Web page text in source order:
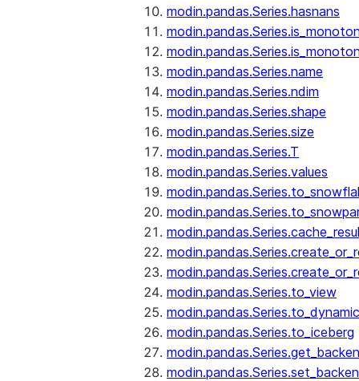
modin.pandas.Series.hasnans
modin.pandas.Series.name
modin.pandas.Series.ndim
modin.pandas.Series.shape
modin.pandas.Series.size
modin.pandas.Series.T
modin.pandas.Series.values
modin.pandas.Series.to_view
modin.pandas.Series.to_iceberg